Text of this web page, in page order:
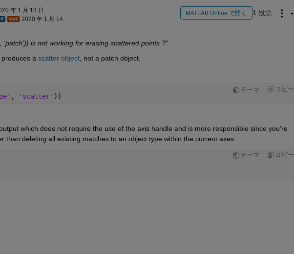
年 1 月 13 日
2020 年 1 月 14
MATLAB Online で開く 1 投票
'patch')) is not working for erasing scattered points ?"
produces a scatter object, not a patch object.
テーマ コピー
, 'scatter' ))
which does not require the use of the axis handle and is more responsible since you're
than deleting all existing matches to an object type within the current axes.
テーマ コピー